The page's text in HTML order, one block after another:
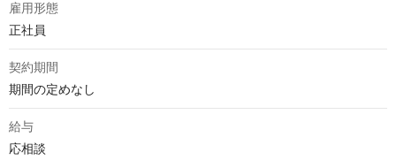
雇用形態
正社員
契約期間
期間の定めなし
給与
応相談